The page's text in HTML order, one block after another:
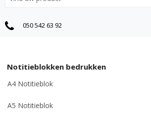
050 542 63 92
Notitieblokken bedrukken
A4 Notitieblok
A5 Notitieblok